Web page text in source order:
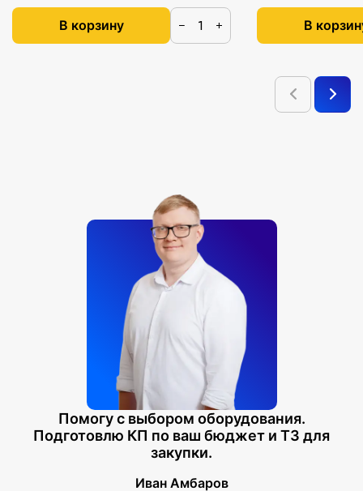
В корзину − + В
Помогу с выбором оборудования.
Подготовлю КП по ваш бюджет и ТЗ для
закупки.
Иван Амбаров